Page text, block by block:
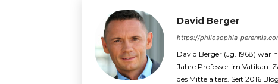
David Berger
https://philosophia-
David Berger (Jg. 1968) war
Jahre Professor im Vatikan.
des Mittelalters. Seit 2016